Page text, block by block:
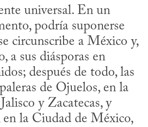
universal. En un
podría suponerse
circunscribe a México y,
a sus diásporas en
después de todo, las
de Ojuelos, en la
y Zacatecas, y
la Ciudad de México,